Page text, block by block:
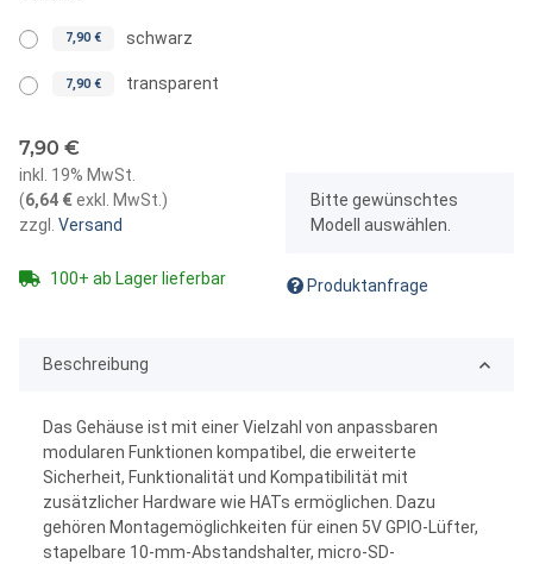
7,90 € schwarz
7,90 € transparent
7,90 €
inkl. 19% MwSt.
(6,64 €exkl. MwSt.)
zzgl. Versand
100+ ab Lager lieferbar
xBitte gewünschtes
Modell auswählen.
Produktanfrage
Beschreibung
Das Gehäuse ist mit einer Vielzahl von anpassbaren
modularen Funktionen kompatibel, die erweiterte
Sicherheit, Funktionalität und Kompatibilität mit
zusätzlicher Hardware wie HATs ermöglichen. Dazu
gehören Montagemöglichkeiten für einen 5V GPIO-Lüfter,
stapelbare 10-mm-Abstandshalter, micro-SD-